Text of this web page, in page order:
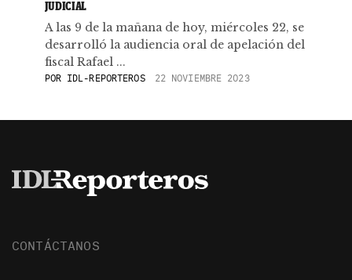
JUDICIAL
A las 9 de la mañana de hoy, miércoles 22, se
desarrolló la audiencia oral de apelación del
fiscal Rafael ...
POR IDL-REPORTEROS 22 NOVIEMBRE 2023
CONTÁCTANOS